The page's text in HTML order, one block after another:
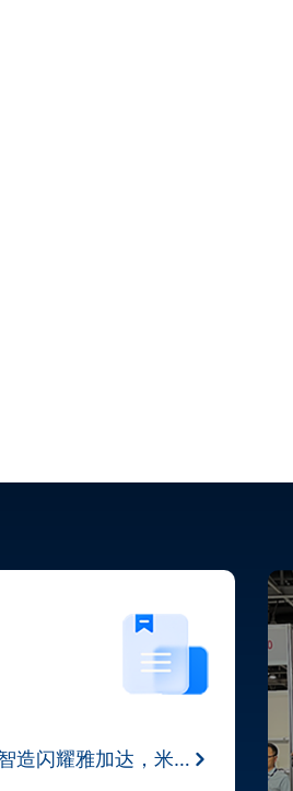
新华网：中国智造闪耀雅加达，米奥兰